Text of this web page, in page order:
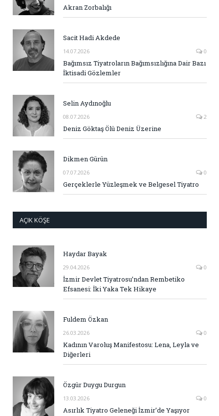
Akran Zorbalığı
Sacit Hadi Akdede
14.07.2026 0
Bağımsız Tiyatroların Bağımsızlığına Dair Bazı
İktisadi Gözlemler
Selin Aydınoğlu
08.07.2026 2
Deniz Göktaş Ölü Deniz Üzerine
Dikmen Gürün
07.07.2026 0
Gerçeklerle Yüzleşmek ve Belgesel Tiyatro
AÇIK KÖŞE
Haydar Bayak
29.04.2026 0
İzmir Devlet Tiyatrosu’ndan Rembetiko
Efsanesi: İki Yaka Tek Hikaye
Fuldem Özkan
26.03.2026 0
Kadının Varoluş Manifestosu: Lena, Leyla ve
Diğerleri
Özgür Duygu Durgun
13.03.2026 0
Asırlık Tiyatro Geleneği İzmir’de Yaşıyor